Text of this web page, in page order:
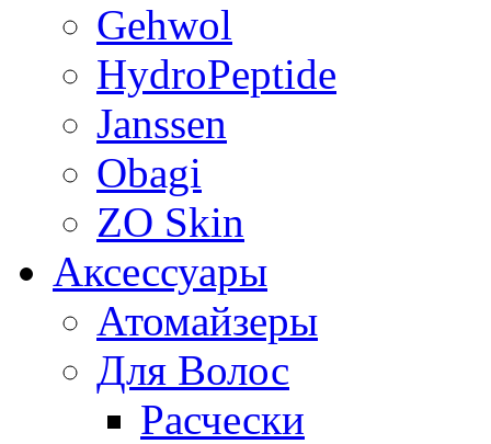
Gehwol
HydroPeptide
Janssen
Obagi
ZO Skin
Aксессуары
Атомайзеры
Для Волос
Расчески